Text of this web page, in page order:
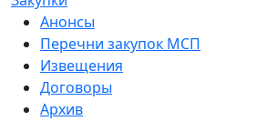
Анонсы
Перечни закупок МСП
Извещения
Договоры
Архив